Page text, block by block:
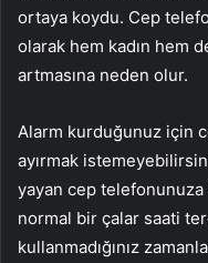
ortaya koydu. Cep
olarak hem kadın hem
artmasına neden olur.
Alarm kurduğunuz için
ayırmak
yayan cep telefonunuza
normal bir çalar saati
kullanmadığınız